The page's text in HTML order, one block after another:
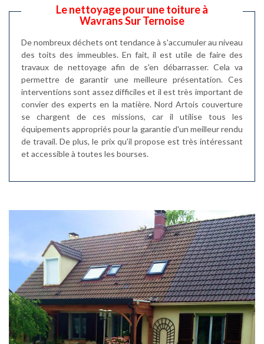
Le nettoyage pour une toiture à
Wavrans Sur Ternoise
De nombreux déchets ont tendance à s'accumuler au niveau
des toits des immeubles. En fait, il est utile de faire des
travaux de nettoyage afin de s'en débarrasser. Cela va
permettre de garantir une meilleure présentation. Ces
interventions sont assez difficiles et il est très important de
convier des experts en la matière. Nord Artois couverture
se chargent de ces missions, car il utilise tous les
équipements appropriés pour la garantie d'un meilleur rendu
de travail. De plus, le prix qu'il propose est très intéressant
et accessible à toutes les bourses.